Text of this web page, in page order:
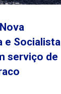
e Socialista
serviço de